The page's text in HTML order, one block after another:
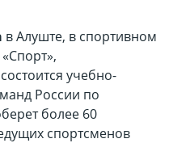
в Алуште, в спортивном
учебно-
России по
более 60
спортсменов